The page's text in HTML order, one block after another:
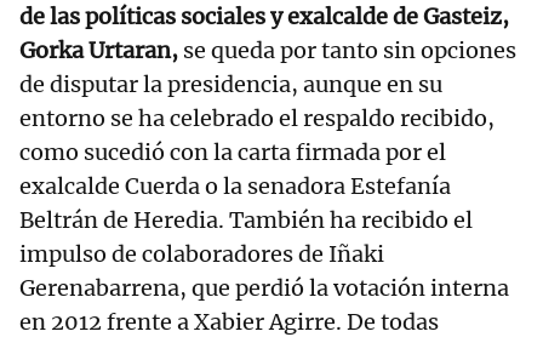
de las políticas sociales y exalcalde de Gasteiz,
Gorka Urtaran, se queda por tanto sin opciones
de disputar la presidencia, aunque en su
entorno se ha celebrado el respaldo recibido,
como sucedió con la carta firmada por el
exalcalde Cuerda o la senadora Estefanía
Beltrán de Heredia. También ha recibido el
impulso de colaboradores de Iñaki
Gerenabarrena, que perdió la votación interna
en 2012 frente a Xabier Agirre. De todas